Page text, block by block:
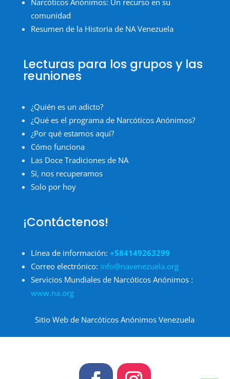
Narcóticos Anónimos: Un recurso en su
comunidad
Resumen de la Historia de NA Venezuela
Lecturas para los grupos y las
reuniones
¿Quién es un adicto?
¿Qué es el programa de Narcóticos Anónimos?
¿Por qué estamos aquí?
Cómo funciona
Las Doce Tradiciones de NA
Sí, nos recuperamos
Solo por hoy
¡Contáctenos!
Línea de información: +584149263299
Correo electrónico: info@navenezuela.org
Servicios Mundiales de Narcóticos Anónimos :
www.na.org
Sitio Web de Narcóticos Anónimos Venezuela